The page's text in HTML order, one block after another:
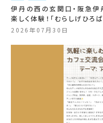
伊丹の西の玄関口・阪急伊
楽しく体験！「むらしげひろ
2026年07月30日